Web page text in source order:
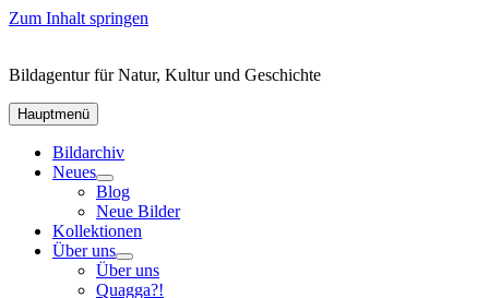
Zum Inhalt springen
Bildagentur für Natur, Kultur und Geschichte
Hauptmenü
Bildarchiv
Neues
Blog
Neue Bilder
Kollektionen
Über uns
Über uns
Quagga?!